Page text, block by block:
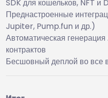
SDK для кошельков, NFT и
Преднастроенные
Jupiter, Pump.fun и др.)
Автоматическая
контрактов
Бесшовный деплой во все